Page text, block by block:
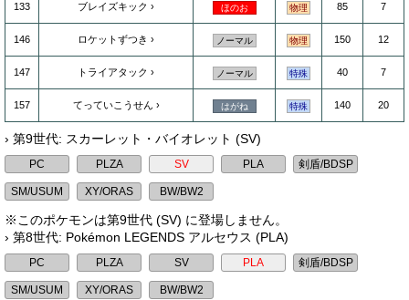
133 ブレイズキック ほのお 物理 85 7
146 ロケットずつき ノーマル 物理 150 12
147 トライアタック ノーマル 特殊 40 7
157 てっていこうせん はがね 特殊 140 20
› 第9世代: スカーレット・バイオレット (SV)
※このポケモンは第9世代 (SV) に登場しません。
› 第8世代: Pokémon LEGENDS アルセウス (PLA)